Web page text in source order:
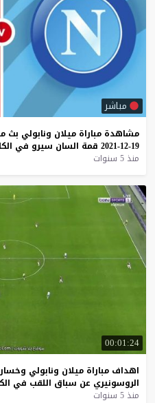
مباشر
مشاهدة مباراة ميلان ونابولي بث
19-12-2021
قمة السان سيرو في
منذ 5 سنوات
00:01:24
اهداف مباراة ميلان ونابولي
الروسونيري عن سباق اللقب في
منذ 5 سنوات